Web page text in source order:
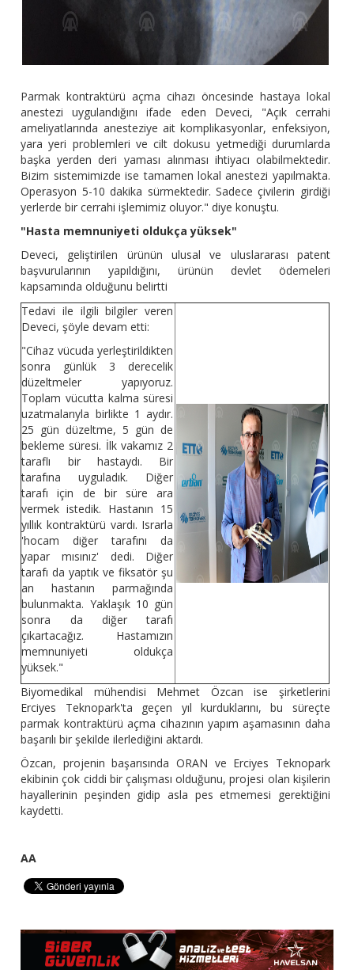
Parmak kontraktürü açma cihazı öncesinde hastaya lokal
anestezi uygulandığını ifade eden Deveci, "Açık cerrahi
ameliyatlarında anesteziye ait komplikasyonlar, enfeksiyon,
yara yeri problemleri ve cilt dokusu yetmediği durumlarda
başka yerden deri yaması alınması ihtiyacı olabilmektedir.
Bizim sistemimizde ise tamamen lokal anestezi yapılmakta.
Operasyon 5-10 dakika sürmektedir. Sadece çivilerin girdiği
yerlerde bir cerrahi işlemimiz oluyor." diye konuştu.
"Hasta memnuniyeti oldukça yüksek"
Deveci, geliştirilen ürünün ulusal ve uluslararası patent
başvurularının yapıldığını, ürünün devlet ödemeleri
kapsamında olduğunu belirtti
Tedavi ile ilgili bilgiler veren
Deveci, şöyle devam etti:
"Cihaz vücuda yerleştirildikten
sonra günlük 3 derecelik
düzeltmeler yapıyoruz.
Toplam vücutta kalma süresi
uzatmalarıyla birlikte 1 aydır.
25 gün düzeltme, 5 gün de
bekleme süresi. İlk vakamız 2
taraflı bir hastaydı. Bir
tarafına uyguladık. Diğer
tarafı için de bir süre ara
vermek istedik. Hastanın 15
yıllık kontraktürü vardı. Israrla
'hocam diğer tarafını da
yapar mısınız' dedi. Diğer
tarafı da yaptık ve fiksatör şu
an hastanın parmağında
bulunmakta. Yaklaşık 10 gün
sonra da diğer tarafı
çıkartacağız. Hastamızın
memnuniyeti oldukça
yüksek."
Biyomedikal mühendisi Mehmet Özcan ise şirketlerini
Erciyes Teknopark'ta geçen yıl kurduklarını, bu süreçte
parmak kontraktürü açma cihazının yapım aşamasının daha
başarılı bir şekilde ilerlediğini aktardı.
Özcan, projenin başarısında ORAN ve Erciyes Teknopark
ekibinin çok ciddi bir çalışması olduğunu, projesi olan kişilerin
hayallerinin peşinden gidip asla pes etmemesi gerektiğini
kaydetti.
AA